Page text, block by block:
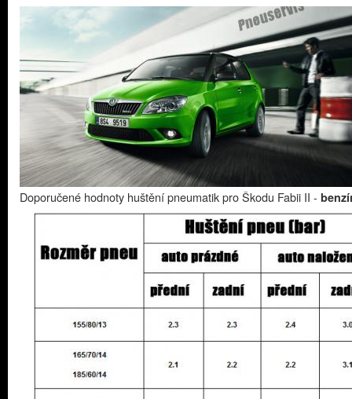
Doporučené hodnoty huštění pneumatik pro Škodu Fabii II -